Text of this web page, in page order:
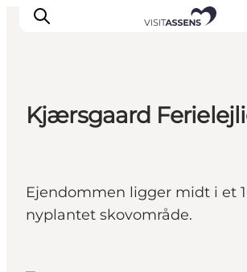
Spis & drik
Det sker
Åbningstider
Kjærsgaard
Ejendommen ligger midt i et
nyplantet skovområde.